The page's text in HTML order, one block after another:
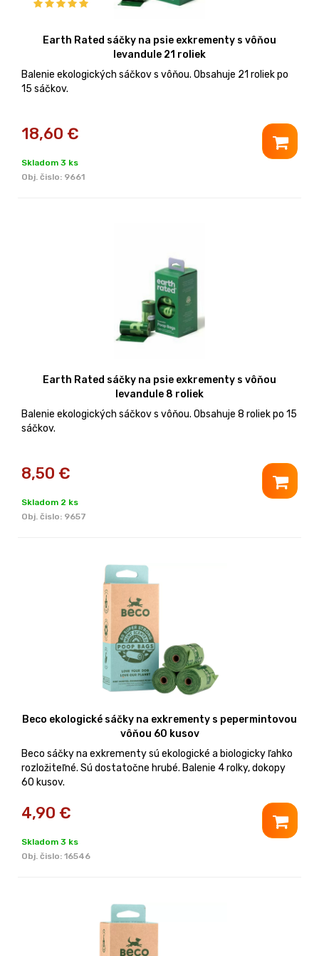
Earth Rated sáčky na psie exkrementy s vôňou
levandule 21 roliek
Balenie ekologických sáčkov s vôňou. Obsahuje 21 roliek po
15 sáčkov.
18,60 €
Skladom 3 ks
Obj. čislo: 9661
Earth Rated sáčky na psie exkrementy s vôňou
levandule 8 roliek
Balenie ekologických sáčkov s vôňou. Obsahuje 8 roliek po 15
sáčkov.
8,50 €
Skladom 2 ks
Obj. čislo: 9657
Beco ekologické sáčky na exkrementy s pepermintovou
vôňou 60 kusov
Beco sáčky na exkrementy sú ekologické a biologicky ľahko
rozložiteľné. Sú dostatočne hrubé. Balenie 4 rolky, dokopy
60 kusov.
4,90 €
Skladom 3 ks
Obj. čislo: 16546